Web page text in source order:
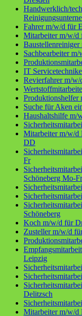
Handwerklich/
Fahrer m/w/d für
Mitarbeiter m/w/d
Sachbearbeiter
IT
Revierfahrer m/
Produktionshelfer
Suche für Aken
Haushaltshilfe m/
Mitarbeiter m/w/d
DD
Fr
Schöneberg Mo-Fr
Schöneberg
Koch m/w/d für
Zusteller m/w/d
Leipzig
Delitzsch
Mitarbeiter m/w/d